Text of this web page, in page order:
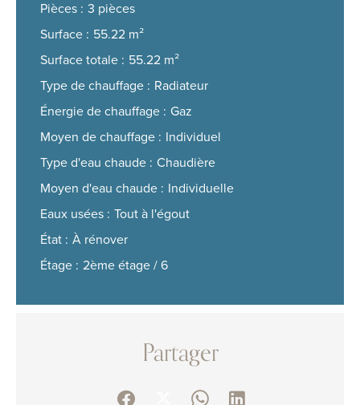
Pièces
3 pièces
Surface
55.22 m²
Surface totale
55.22 m²
Type de chauffage
Radiateur
Énergie de chauffage
Gaz
Moyen de chauffage
Individuel
Type d'eau chaude
Chaudière
Moyen d'eau chaude
Individuelle
Eaux usées
Tout à l'égout
État
À rénover
Étage
2ème étage / 6
Partager